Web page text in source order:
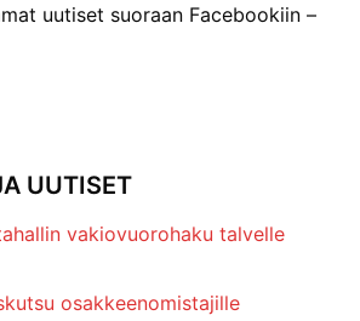
uutiset suoraan Facebookiin –
UUTISET
vakiovuorohaku talvelle
osakkeenomistajille